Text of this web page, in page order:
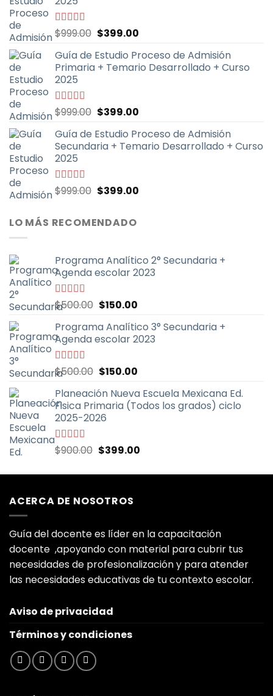
Valorado
con
5
$999.00 El
original
era:
$399.00El
actual
es:
Guía de Estudio Proceso de Admisión
Primaria + Temario Desarrollado + Curso
2025
Valorado
con
5
$999.00 El
original
era:
$399.00El
actual
es:
Guía de Estudio Proceso de Admisión
Secundaria + Temario Desarrollado + Curso
2025
Valorado
con
$999.00 El
original
era:
$399.00El
LO MÁS RECOMENDADO
Programa Analítico 2° Secundaria +
Agenda escolar 2023
Valorado
con
5
$500.00 El
original
era:
$150.00El
actual
es:
Programa Analítico 3° Secundaria +
Agenda escolar 2023
Valorado
con
5
$500.00 El
original
era:
$500.00.
$150.00El
actual
es:
Planeación Nueva Escuela Mexicana Ed.
Fisica Primaria (Todos los grados) ciclo
2025-2026
Valorado
con
$900.00 El
original
$900.00.
$399.00El
actual
ACERCA DE NOSOTROS
Guía del docente es líder en la capacitación
docente ,apoyando con material para cubrir tus
necesidades de profesionalización y para atender
las necesidades educativas de tu contexto escolar.
Aviso de privacidad
Términos y condiciones